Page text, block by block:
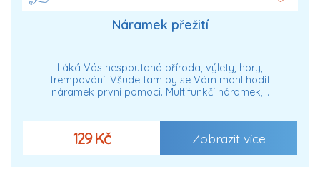
Náramek přežití
Láká Vás nespoutaná příroda, výlety, hory,
trempování. Všude tam by se Vám mohl hodit
náramek první pomoci. Multifunkčí náramek,…
129 Kč Zobrazit více